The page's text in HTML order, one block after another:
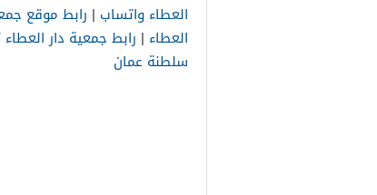
العطاء واتساب | رابط موقع
العطاء | رابط جمعية دار
سلطنة عمان